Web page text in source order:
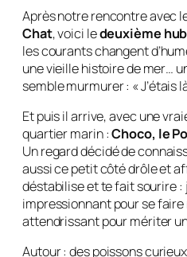
Après notre rencontre avec
Chat, voici ledeuxième
les courants changent
une vieille histoire de mer…
semble murmurer : « J’étais
Et puis il arrive, avec une
quartier marin:Choco, le
Un regard décidé de
aussi ce petit côté drôle et
déstabilise et te fait sourire :
impressionnant pour se
attendrissant pour mériter
Autour : des poissons